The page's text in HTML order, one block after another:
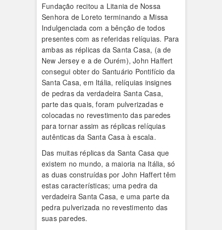
Fundação recitou a Litania de Nossa
Senhora de Loreto terminando a Missa
Indulgenciada com a bênção de todos
presentes com as referidas relíquias. Para
ambas as réplicas da Santa Casa, (a de
New Jersey e a de Ourém), John Haffert
consegui obter do Santuário Pontifício da
Santa Casa, em Itália, relíquias insignes
de pedras da verdadeira Santa Casa,
parte das quais, foram pulverizadas e
colocadas no revestimento das paredes
para tornar assim as réplicas relíquias
autênticas da Santa Casa à escala.
Das muitas réplicas da Santa Casa que
existem no mundo, a maioria na Itália, só
as duas construídas por John Haffert têm
estas características; uma pedra da
verdadeira Santa Casa, e uma parte da
pedra pulverizada no revestimento das
suas paredes.